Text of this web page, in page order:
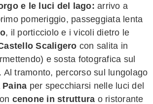
e le luci del lago: arrivo a
pomeriggio, passeggiata lenta
, il porticciolo e i vicoli dietro le
Scaligero con salita in
e sosta fotografica sul
Al tramonto, percorso sul lungolago
per specchiarsi nelle luci del
cenone in struttura o ristorante